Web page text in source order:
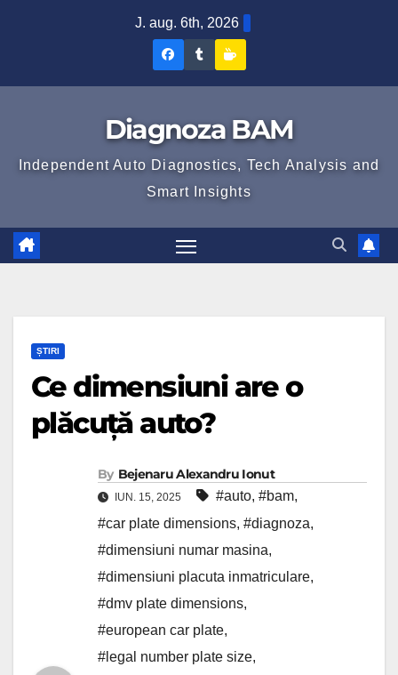
J. aug. 6th, 2026
Diagnoza
Facebook
Diagnoza
Tumblr
Diagnoza BAM
Independent Auto Diagnostics, Tech Analysis and
Smart Insights
ȘTIRI
Ce dimensiuni are o
plăcuță auto?
By Bejenaru Alexandru Ionut
IUN. 15, 2025 #auto, #bam,
#car plate dimensions, #diagnoza,
#dimensiuni numar masina,
#dimensiuni placuta inmatriculare,
#dmv plate dimensions,
#european car plate,
#legal number plate size,